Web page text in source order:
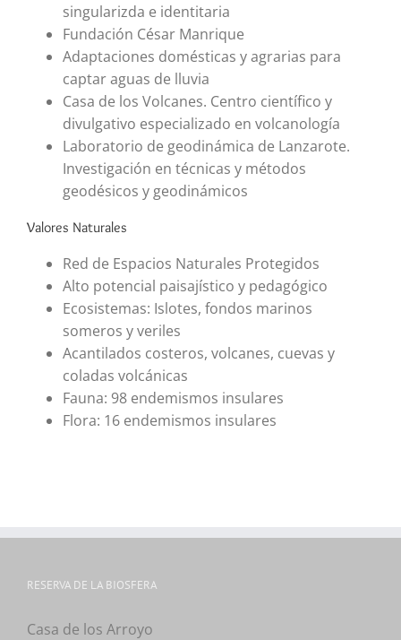
singularizda e identitaria
Fundación César Manrique
Adaptaciones domésticas y agrarias para
captar aguas de lluvia
Casa de los Volcanes. Centro científico y
divulgativo especializado en volcanología
Laboratorio de geodinámica de Lanzarote.
Investigación en técnicas y métodos
geodésicos y geodinámicos
Valores Naturales
Red de Espacios Naturales Protegidos
Alto potencial paisajístico y pedagógico
Ecosistemas: Islotes, fondos marinos
someros y veriles
Acantilados costeros, volcanes, cuevas y
coladas volcánicas
Fauna: 98 endemismos insulares
Flora: 16 endemismos insulares
RESERVA DE LA BIOSFERA
Casa de los Arroyo